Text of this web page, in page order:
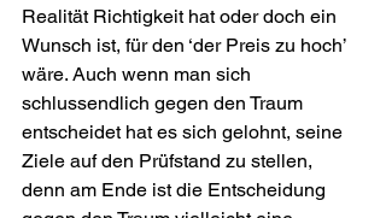
Realität Richtigkeit hat oder doch ein
Wunsch ist, für den ‘der Preis zu hoch’
wäre. Auch wenn man sich
schlussendlich gegen den Traum
entscheidet hat es sich gelohnt, seine
Ziele auf den Prüfstand zu stellen,
denn am Ende ist die Entscheidung